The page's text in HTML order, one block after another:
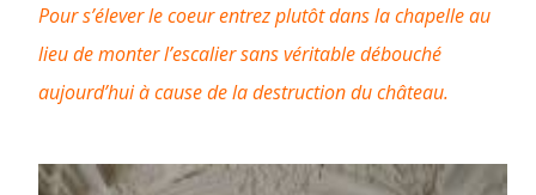
Pour s’élever le coeur entrez plutôt dans la chapelle au
lieu de monter l’escalier sans véritable débouché
aujourd’hui à cause de la destruction du château.